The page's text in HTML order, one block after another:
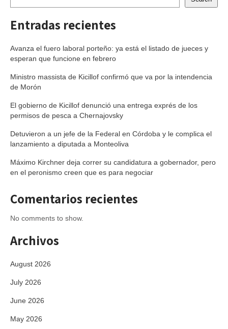
Entradas recientes
Avanza el fuero laboral porteño: ya está el listado de jueces y
esperan que funcione en febrero
Ministro massista de Kicillof confirmó que va por la intendencia
de Morón
El gobierno de Kicillof denunció una entrega exprés de los
permisos de pesca a Chernajovsky
Detuvieron a un jefe de la Federal en Córdoba y le complica el
lanzamiento a diputada a Monteoliva
Máximo Kirchner deja correr su candidatura a gobernador, pero
en el peronismo creen que es para negociar
Comentarios recientes
No comments to show.
Archivos
August 2026
July 2026
June 2026
May 2026